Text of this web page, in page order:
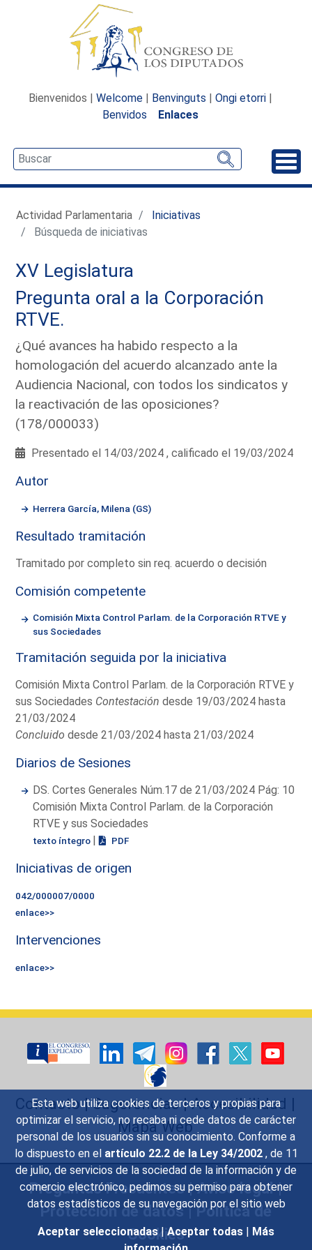
Esta web utiliza cookies de terceros y propias para
optimizar el servicio, no recaba ni cede datos de carácter
personal de los usuarios sin su conocimiento. Conforme a
lo dispuesto en el artículo 22.2 de la Ley 34/2002 , de 11
de julio, de servicios de la sociedad de la información y de
comercio electrónico, pedimos su permiso para obtener
datos estadísticos de su navegación por el sitio web
Aceptar seleccionadas | Aceptar todas | Más
Bienvenidos | Welcome | Benvinguts | Ongi etorri |
Benvidos
Enlaces
Actividad Parlamentaria
Iniciativas
Búsqueda de iniciativas
XV Legislatura
Pregunta oral a la Corporación
RTVE.
¿Qué avances ha habido respecto a la
homologación del acuerdo alcanzado ante la
Audiencia Nacional, con todos los sindicatos y
la reactivación de las oposiciones?
(178/000033)
Presentado el 14/03/2024 , calificado el 19/03/2024
Autor
Herrera García, Milena (GS)
Resultado tramitación
Tramitado por completo sin req. acuerdo o decisión
Comisión competente
Comisión Mixta Control Parlam. de la Corporación RTVE y
sus Sociedades
Tramitación seguida por la iniciativa
Comisión Mixta Control Parlam. de la Corporación RTVE y
sus Sociedades Contestación desde 19/03/2024 hasta
21/03/2024
Concluido desde 21/03/2024 hasta 21/03/2024
Diarios de Sesiones
DS. Cortes Generales Núm.17 de 21/03/2024 Pág: 10
Comisión Mixta Control Parlam. de la Corporación
RTVE y sus Sociedades
texto íntegro | PDF
Iniciativas de origen
042/000007/0000
enlace>>
Intervenciones
enlace>>
Contacto|Sugerencias|Accesibilidad |
Mapa Web
Preguntas Frecuentes|Aviso legal|
Protección de datos|Política de
Cookies